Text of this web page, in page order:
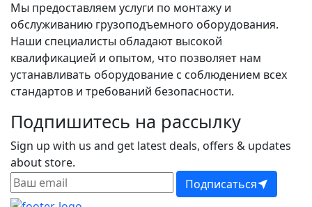
Мы предоставляем услуги по монтажу и
обслуживанию грузоподъемного оборудования.
Наши специалисты обладают высокой
квалификацией и опытом, что позволяет нам
устанавливать оборудование с соблюдением всех
стандартов и требований безопасности.
Подпишитесь на рассылку
Sign up with us and get latest deals, offers & updates
about store.
Подписаться